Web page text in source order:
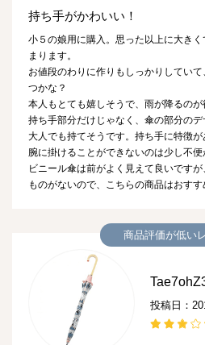
持ち手がかわいい！
小５の娘用に購入。思った以上に大き
まります。
お値段のわりに作りもしっかりしてい
つかな？
本人もとても嬉しそうで、雨が降るのが
持ち手部分だけじゃなく、傘の部分のデ
大人でも持てそうです。持ち手に特徴が
腕に掛けることができないのは少し不便
ビニール傘は前がよく見えて良いです
ものがないので、こちらの商品はおすす
商品評価が低い
投稿日：